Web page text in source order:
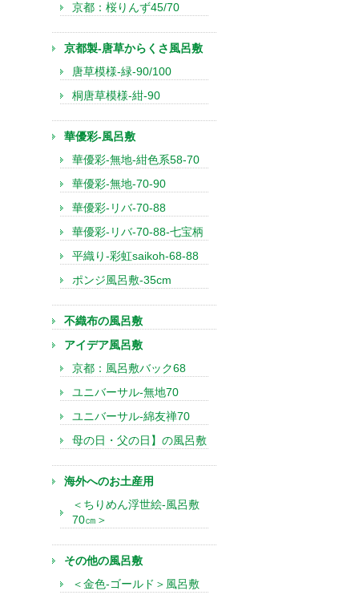
京都：桜りんず45/70
京都製-唐草からくさ風呂敷
唐草模様-緑-90/100
桐唐草模様-紺-90
華優彩-風呂敷
華優彩-無地-紺色系58-70
華優彩-無地-70-90
華優彩-リバ-70-88
華優彩-リバ-70-88-七宝柄
平織り-彩虹saikoh-68-88
ポンジ風呂敷-35cm
不織布の風呂敷
アイデア風呂敷
京都：風呂敷バック68
ユニバーサル-無地70
ユニバーサル-綿友禅70
母の日・父の日】の風呂敷
海外へのお土産用
＜ちりめん浮世絵-風呂敷
70㎝＞
その他の風呂敷
＜金色-ゴールド＞風呂敷